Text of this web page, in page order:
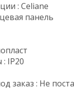
: Celiane
панель
IP20
заказ : Не